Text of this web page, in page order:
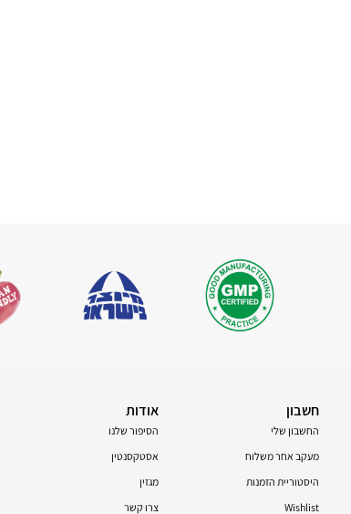
חשבון
החשבון שלי
מעקב אחר משלוח
היסטוריית הזמנות
Wishlist
אודות
הסיפור שלנו
אסטקסנטין
מגזין
צרו קשר